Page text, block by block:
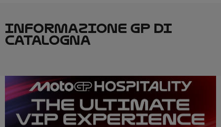
INFORMAZIONE GP DI
CATALOGNA